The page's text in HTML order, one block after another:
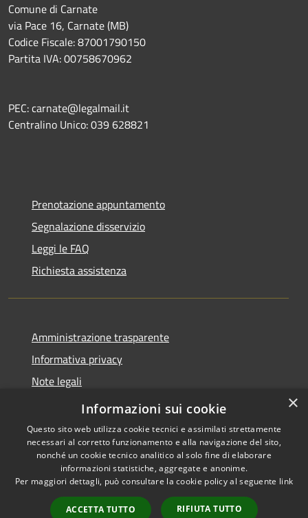
Comune di Carnate
via Pace 16, Carnate (MB)
Codice Fiscale: 87001790150
Partita IVA: 00758670962
PEC: carnate@legalmail.it
Centralino Unico: 039 628821
Prenotazione appuntamento
Segnalazione disservizio
Leggi le FAQ
Richiesta assistenza
Amministrazione trasparente
Informativa privacy
Note legali
Dichiarazione di accessibilità
Accessibilità
Copyright © 2026 • Comune di
Carnate • Powered by
Municipium•
Accesso
×
Informazioni sui cookie
Questo sito web utilizza cookie tecnici e assimilati strettamente
necessari al corretto funzionamento e alla navigazione del sito,
nonché un cookie tecnico analitico al solo fine di elaborare
informazioni statistiche, aggregate e anonime.
Per maggiori dettagli, può consultare la cookie policy al seguente link
ACCETTA TUTTO RIFIUTA TUTTO